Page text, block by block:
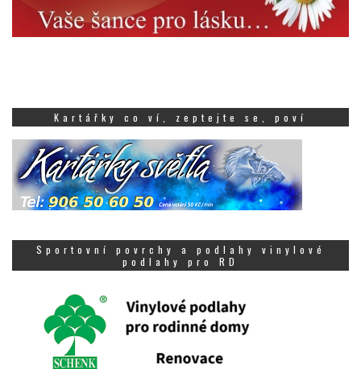
Kartářky co ví, zeptejte se, poví
Sportovní povrchy a podlahy vinylové
podlahy pro RD